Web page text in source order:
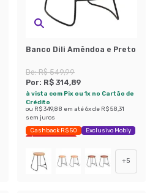
Banco Dili Amêndoa e Preto
De:R$ 549,99
Por: R$ 314,89
à vista com Pix ou 1x no Cartão de
Crédito
ou R$ 349,88 em até6x de R$ 58,31
sem juros
Cashback R$ 50
Exclusivo Mobly
Últimas peças
+5